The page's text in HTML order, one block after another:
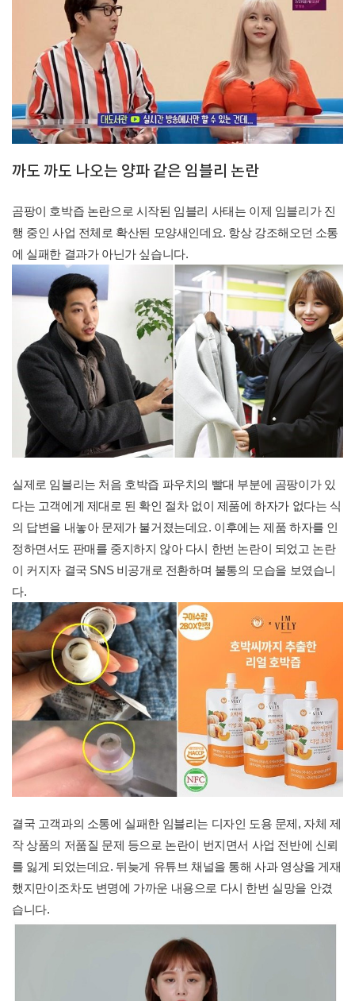
까도 까도 나오는 양파 같은 임블리 논란
곰팡이 호박즙 논란으로 시작된 임블리 사태는 이제 임블리가 진
행 중인 사업 전체로 확산된 모양새인데요. 항상 강조해오던 소통
에 실패한 결과가 아닌가 싶습니다.
실제로 임블리는 처음 호박즙 파우치의 빨대 부분에 곰팡이가 있
다는 고객에게 제대로 된 확인 절차 없이 제품에 하자가 없다는 식
의 답변을 내놓아 문제가 불거졌는데요. 이후에는 제품 하자를 인
정하면서도 판매를 중지하지 않아 다시 한번 논란이 되었고 논란
이 커지자 결국 SNS 비공개로 전환하며 불통의 모습을 보였습니
다.
결국 고객과의 소통에 실패한 임블리는 디자인 도용 문제, 자체 제
작 상품의 저품질 문제 등으로 논란이 번지면서 사업 전반에 신뢰
를 잃게 되었는데요. 뒤늦게 유튜브 채널을 통해 사과 영상을 게재
했지만이조차도 변명에 가까운 내용으로 다시 한번 실망을 안겼
습니다.